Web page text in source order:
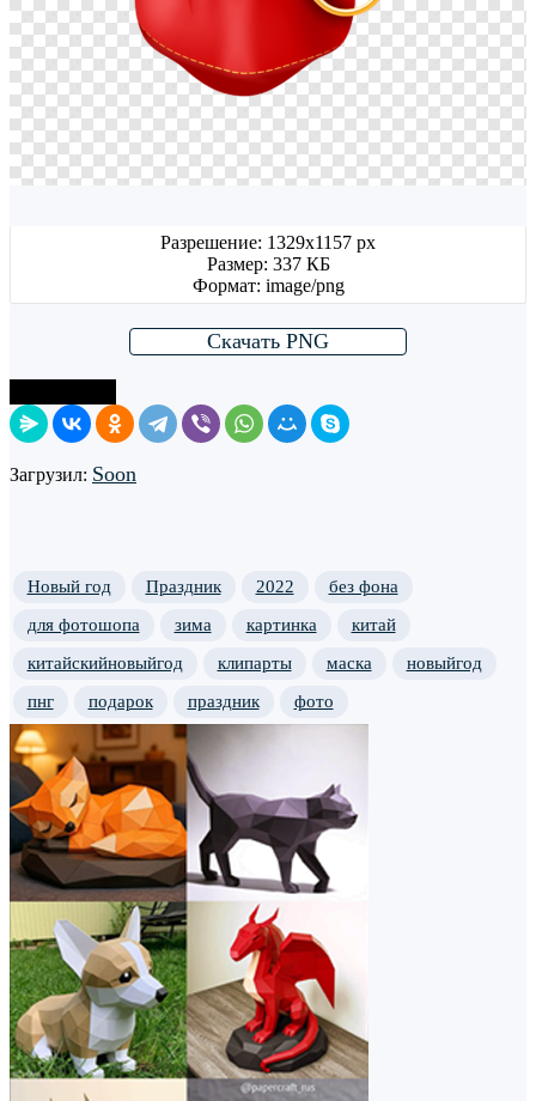
Разрешение: 1329x1157 px
Размер: 337 КБ
Формат: image/png
Скачать PNG
Загрузил: Soon
Новый год Праздник 2022
без фона
для фотошопа
зима картинка
китай
китайскийновыйгод
клипарты маска
новыйгод
пнг
подарок праздник фото